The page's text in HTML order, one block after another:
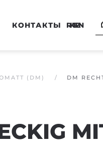
КОНТАКТЫ RU
KZ
EN
(DM) DM